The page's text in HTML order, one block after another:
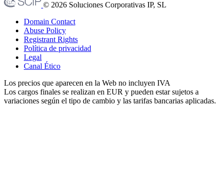
© 2026 Soluciones Corporativas IP, SL
Domain Contact
Abuse Policy
Registrant Rights
Política de privacidad
Legal
Canal Ético
Los precios que aparecen en la Web no incluyen IVA
Los cargos finales se realizan en EUR y pueden estar sujetos a
variaciones según el tipo de cambio y las tarifas bancarias aplicadas.